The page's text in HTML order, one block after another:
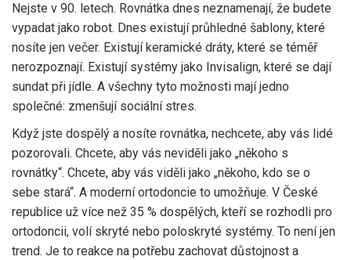
Nejste v 90. letech. Rovnátka dnes neznamenají, že budete
vypadat jako robot. Dnes existují průhledné šablony, které
nosíte jen večer. Existují keramické dráty, které se téměř
nerozpoznají. Existují systémy jako Invisalign, které se dají
sundat při jídle. A všechny tyto možnosti mají jedno
společné: zmenšují sociální stres.
Když jste dospělý a nosíte rovnátka, nechcete, aby vás lidé
pozorovali. Chcete, aby vás neviděli jako „někoho s
rovnátky“. Chcete, aby vás viděli jako „někoho, kdo se o
sebe stará“. A moderní ortodoncie to umožňuje. V České
republice už více než 35 % dospělých, kteří se rozhodli pro
ortodoncii, volí skryté nebo poloskryté systémy. To není jen
trend. Je to reakce na potřebu zachovat důstojnost a